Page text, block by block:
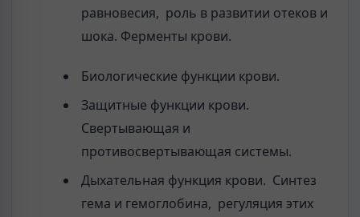
равновесия, роль в развитии отеков и
шока. Ферменты крови.
Биологические функции крови.
Защитные функции крови.
Свертывающая и
противосвертывающая системы.
Дыхательная функция крови. Синтез
гема и гемоглобина, регуляция этих